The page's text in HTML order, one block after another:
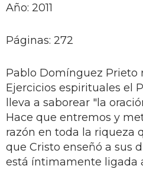
Año: 2011
Páginas: 272
Pablo Domínguez Prieto
Ejercicios espirituales el
lleva a saborear "la
Hace que entremos y
razón en toda la riqueza
que Cristo enseñó a sus
está íntimamente ligada